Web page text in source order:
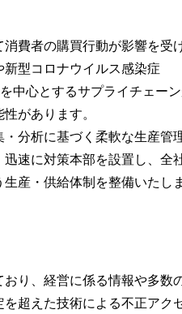
費者の購買行動が影響を受
型コロナウイルス感染症
中心とするサプライチェー
があります。
分析に基づく柔軟な生産管
速に対策本部を設置し、全
産・供給体制を整備いたしま
り、経営に係る情報や多数
超えた技術による不正アク